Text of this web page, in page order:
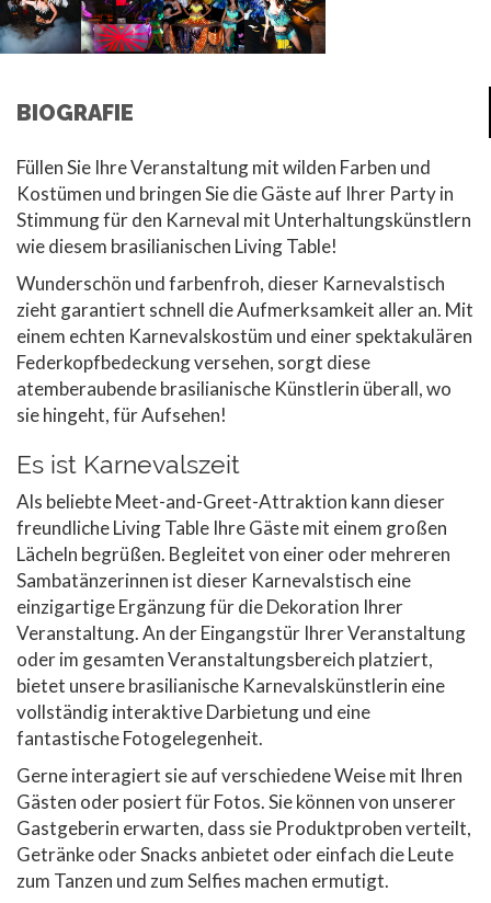
BIOGRAFIE
Füllen Sie Ihre Veranstaltung mit wilden Farben und
Kostümen und bringen Sie die Gäste auf Ihrer Party in
Stimmung für den Karneval mit Unterhaltungskünstlern
wie diesem brasilianischen Living Table!
Wunderschön und farbenfroh, dieser Karnevalstisch
zieht garantiert schnell die Aufmerksamkeit aller an. Mit
einem echten Karnevalskostüm und einer spektakulären
Federkopfbedeckung versehen, sorgt diese
atemberaubende brasilianische Künstlerin überall, wo
sie hingeht, für Aufsehen!
Es ist Karnevalszeit
Als beliebte Meet-and-Greet-Attraktion kann dieser
freundliche Living Table Ihre Gäste mit einem großen
Lächeln begrüßen. Begleitet von einer oder mehreren
Sambatänzerinnen ist dieser Karnevalstisch eine
einzigartige Ergänzung für die Dekoration Ihrer
Veranstaltung. An der Eingangstür Ihrer Veranstaltung
oder im gesamten Veranstaltungsbereich platziert,
bietet unsere brasilianische Karnevalskünstlerin eine
vollständig interaktive Darbietung und eine
fantastische Fotogelegenheit.
Gerne interagiert sie auf verschiedene Weise mit Ihren
Gästen oder posiert für Fotos. Sie können von unserer
Gastgeberin erwarten, dass sie Produktproben verteilt,
Getränke oder Snacks anbietet oder einfach die Leute
zum Tanzen und zum Selfies machen ermutigt.